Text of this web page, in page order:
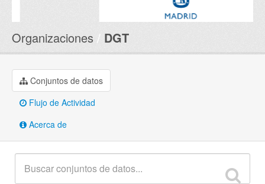
Organizaciones DGT
Conjuntos de datos
Flujo de Actividad
Acerca de